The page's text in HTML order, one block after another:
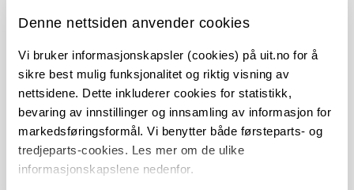
Denne nettsiden anvender cookies
Vi bruker informasjonskapsler (cookies) på uit.no for å
sikre best mulig funksjonalitet og riktig visning av
nettsidene. Dette inkluderer cookies for statistikk,
bevaring av innstillinger og innsamling av informasjon for
markedsføringsformål. Vi benytter både førsteparts- og
tredjeparts-cookies. Les mer om de ulike
informasjonskapslene nedenfor.
UiT
portalen
UiT Portal for
Open Access
DataverseNO
Sist endret: 16.03.2026